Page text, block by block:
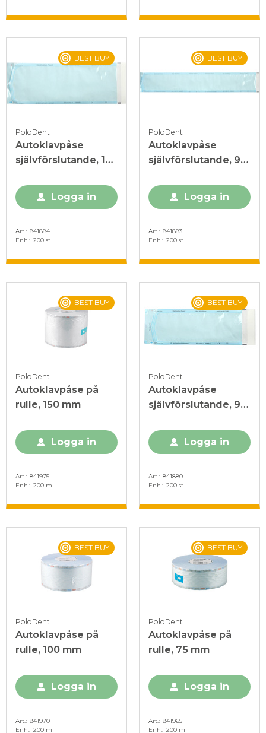
BEST BUY
PoloDent
Autoklavpåse
självförslutande, 135
Logga in
Art. 841884
Enh. 200 st
BEST BUY
PoloDent
Autoklavpåse
självförslutande, 90
Logga in
Art. 841883
Enh. 200 st
BEST BUY
PoloDent
Autoklavpåse på
rulle, 150 mm
Logga in
Art.
841975
Enh.
200 m
BEST BUY
PoloDent
Autoklavpåse
självförslutande, 90
Logga in
Art.
841880
Enh.
200 st
BEST BUY
PoloDent
Autoklavpåse på
rulle, 100 mm
Logga in
Art. 841970
Enh. 200 m
BEST BUY
PoloDent
Autoklavpåse på
rulle, 75 mm
Logga in
Art. 841965
Enh. 200 m